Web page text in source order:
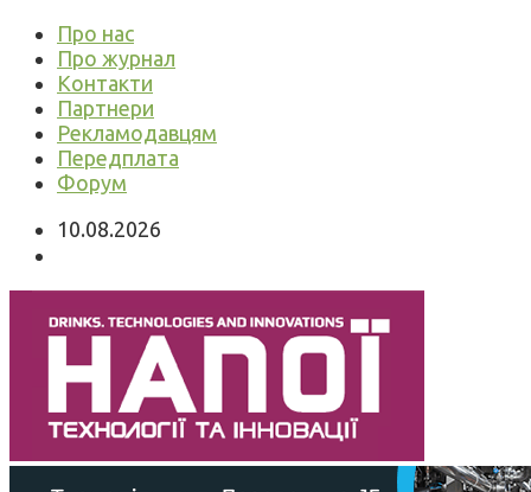
Про нас
Про журнал
Контакти
Партнери
Рекламодавцям
Передплата
Форум
10.08.2026